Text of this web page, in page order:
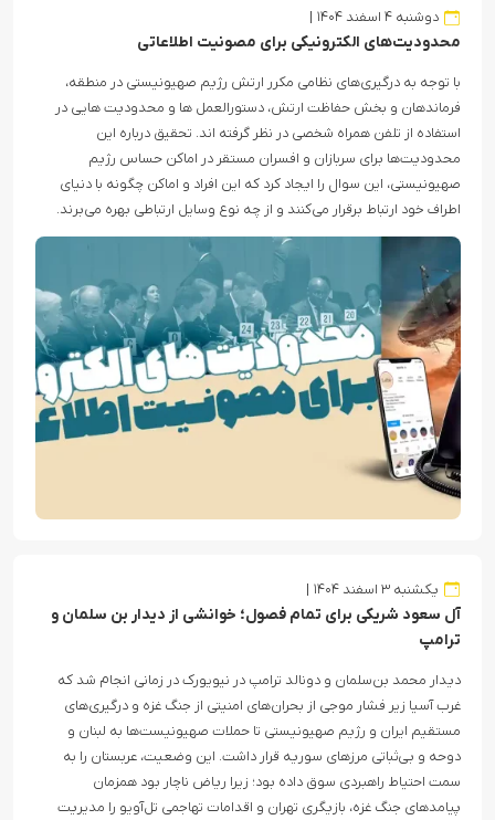
دوشنبه ۴ اسفند ۱۴۰۴
محدودیت‌های الکترونیکی برای مصونیت اطلاعاتی
با توجه به درگیری‌های نظامی مکرر ارتش رژیم صهیونیستی در منطقه،
فرماندهان و بخش حفاظت ارتش، دستورالعمل ها و محدودیت هایی در
استفاده از تلفن همراه شخصی در نظر گرفته اند. تحقیق درباره این
محدودیت‌ها برای سربازان و افسران مستقر در اماکن حساس رژیم
صهیونیستی، این سوال را ایجاد کرد که این افراد و اماکن چگونه با دنیای
اطراف خود ارتباط برقرار می‌کنند و از چه نوع وسایل ارتباطی بهره می‌برند.
یکشنبه ۳ اسفند ۱۴۰۴
آل سعود شریکی برای تمام فصول؛ خوانشی از دیدار بن سلمان و
ترامپ
دیدار محمد بن‌سلمان و دونالد ترامپ در نیویورک در زمانی انجام شد که
غرب آسیا زیر فشار موجی از بحران‌های امنیتی از جنگ غزه و درگیری‌های
مستقیم ایران و رژیم صهیونیستی تا حملات صهیونیست‌ها به لبنان و
دوحه و بی‌ثباتی مرزهای سوریه قرار داشت. این وضعیت، عربستان را به
سمت احتیاط راهبردی سوق داده بود؛ زیرا ریاض ناچار بود همزمان
پیامدهای جنگ غزه، بازیگری تهران و اقدامات تهاجمی تل‌آویو را مدیریت